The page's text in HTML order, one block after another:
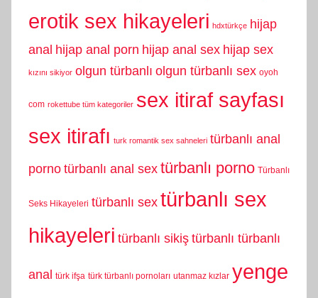
erotik sex hikayeleri hdxtürkçe hijap
anal hijap anal porn hijap anal sex hijap sex
kızını sikiyor olgun türbanlı olgun türbanlı sex oyoh
com rokettube tüm kategoriler sex itiraf sayfası
sex itirafı turk romantik sex sahneleri türbanlı anal
porno türbanlı anal sex türbanlı porno Türbanlı
Seks Hikayeleri türbanlı sex türbanlı sex
hikayeleri türbanlı sikiş türbanlı türbanlı
anal türk ifşa türk türbanlı pornoları utanmaz kızlar yenge